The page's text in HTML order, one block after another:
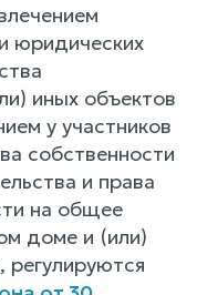
юридических
иных объектов
у участников
собственности
и права
на общее
доме и (или)